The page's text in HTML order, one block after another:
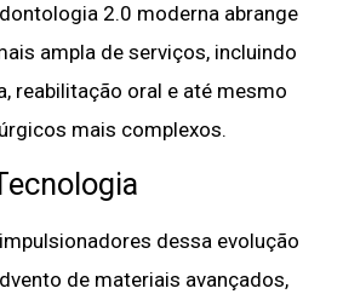
2.0 moderna abrange
ampla de serviços, incluindo
reabilitação oral e até mesmo
mais complexos.
dessa evolução
de materiais avançados,